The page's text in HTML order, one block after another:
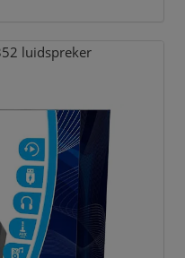
luidspreker